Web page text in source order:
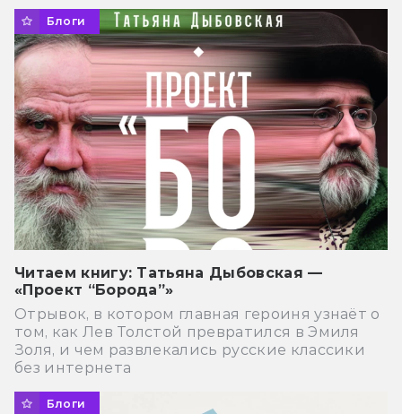
Блоги
Читаем книгу: Татьяна Дыбовская —
«Проект “Борода”»
Отрывок, в котором главная героиня узнаёт о
том, как Лев Толстой превратился в Эмиля
Золя, и чем развлекались русские классики
без интернета
Блоги